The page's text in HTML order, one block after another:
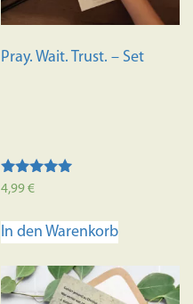
Pray. Wait. Trust. – Set
Bewertet mit
5.00
4,99€
In den Warenkorb